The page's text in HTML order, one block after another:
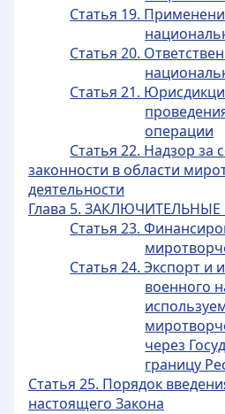
Статья 19.
Статья 20.
Статья 21.
операции
Статья 22. Надзор за
законности в области
деятельности
Глава 5.
Статья 23.
Статья 24. Экспорт и
военного
через
границу
Статья 25. Порядок
настоящего Закона